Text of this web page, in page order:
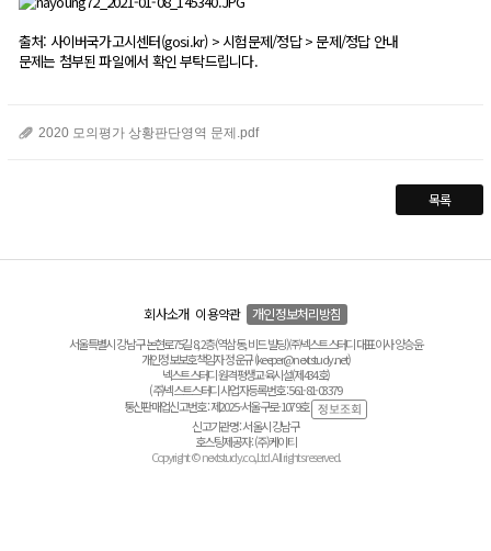
출처: 사이버국가고시센터(gosi.kr) > 시험문제/정답 > 문제/정답 안내
문제는 첨부된 파일에서 확인 부탁드립니다.
2020 모의평가 상황판단영역 문제.pdf
목록
회사소개 이용약관 개인정보처리방침
서울특별시 강남구 논현로75길 8, 2층(역삼동, 비드 빌딩) ㈜넥스트스터디 대표이사 양승윤
개인정보보호책임자 정운규 (keeper@nextstudy.net)
넥스트스터디 원격평생교육시설(제434호)
(주)넥스트스터디 사업자등록번호 : 561-81-03379
통신판매업신고번호 : 제2025-서울구로-1079호
신고기관명 : 서울시 강남구
호스팅제공자 : (주)케이티
Copyright © nextstudy.co.,Ltd. All rights reserved.